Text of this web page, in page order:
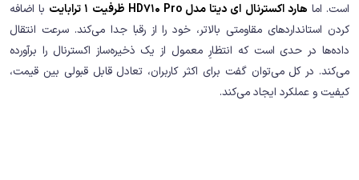
است. اما هارد اکسترنال ای دیتا مدل HD710 Pro ظرفیت 1 ترابایت
با اضافه
کردن استانداردهای مقاومتی بالاتر، خود را از رقبا جدا می‌کند. سرعت انتقال
داده‌ها در حدی است که انتظارِ معمول از یک ذخیره‌ساز اکسترنال را برآورده
می‌کند. در کل می‌توان گفت برای اکثر کاربران، تعادل قابل قبولی بین قیمت،
کیفیت و عملکرد ایجاد می‌کند.